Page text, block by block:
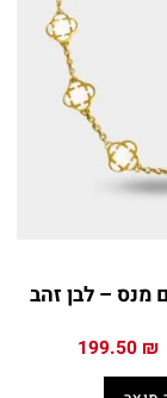
– לבן זהב
המחיר
היה:
199.50 ₪